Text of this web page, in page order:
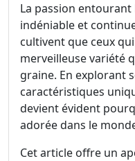
La passion
indéniable et
cultivent que ceux
merveilleuse variété
graine. En explorant
caractéristiques
devient évident
adorée dans le
Cet article offre un